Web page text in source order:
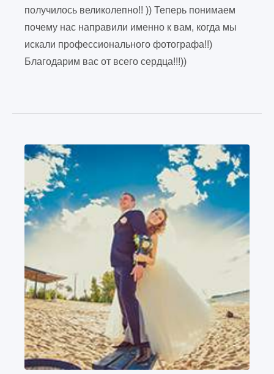
получилось великолепно!! )) Теперь понимаем
почему нас направили именно к вам, когда мы
искали профессионального фотографа!!)
Благодарим вас от всего сердца!!!))